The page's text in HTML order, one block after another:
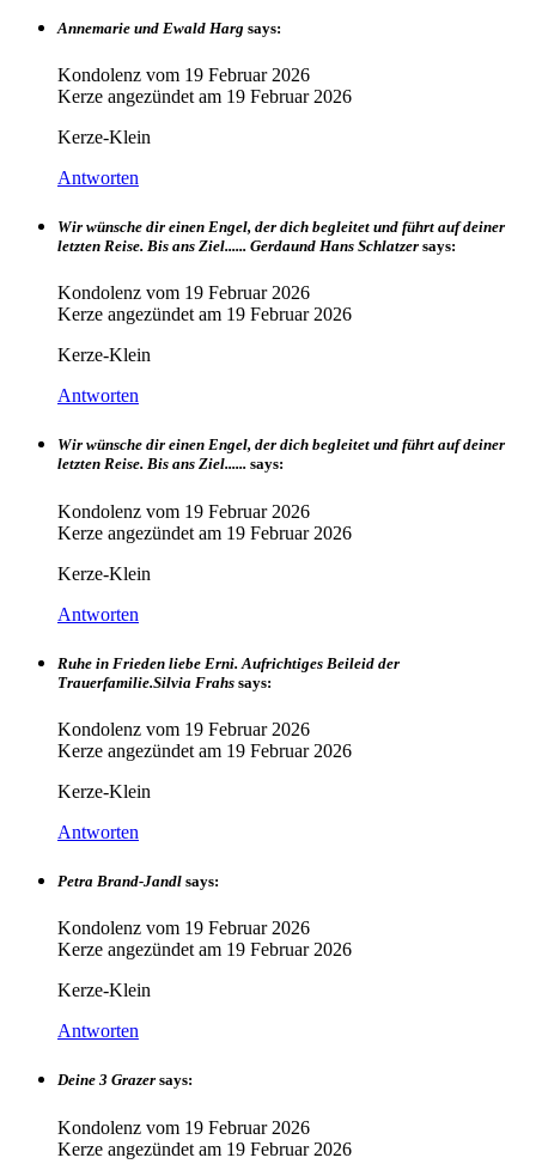
Annemarie und Ewald Harg says:
Kondolenz vom 19 Februar 2026
Kerze angezündet am 19 Februar 2026
Kerze-Klein
Antworten
Wir wünsche dir einen Engel, der dich begleitet und führt auf deiner
letzten Reise. Bis ans Ziel...... Gerdaund Hans Schlatzer says:
Kondolenz vom 19 Februar 2026
Kerze angezündet am 19 Februar 2026
Kerze-Klein
Antworten
Wir wünsche dir einen Engel, der dich begleitet und führt auf deiner
letzten Reise. Bis ans Ziel...... says:
Kondolenz vom 19 Februar 2026
Kerze angezündet am 19 Februar 2026
Kerze-Klein
Antworten
Ruhe in Frieden liebe Erni. Aufrichtiges Beileid der
Trauerfamilie.Silvia Frahs says:
Kondolenz vom 19 Februar 2026
Kerze angezündet am 19 Februar 2026
Kerze-Klein
Antworten
Petra Brand-Jandl says:
Kondolenz vom 19 Februar 2026
Kerze angezündet am 19 Februar 2026
Kerze-Klein
Antworten
Deine 3 Grazer says:
Kondolenz vom 19 Februar 2026
Kerze angezündet am 19 Februar 2026